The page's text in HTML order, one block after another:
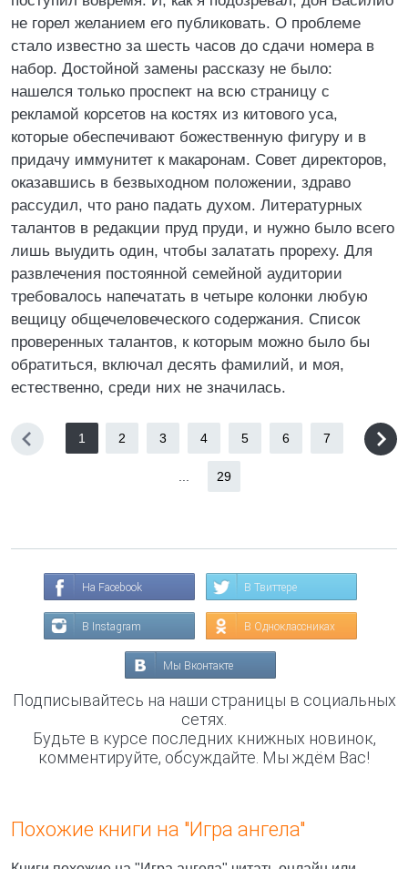
не горел желанием его публиковать. О проблеме
стало известно за шесть часов до сдачи номера в
набор. Достойной замены рассказу не было:
нашелся только проспект на всю страницу с
рекламой корсетов на костях из китового уса,
которые обеспечивают божественную фигуру и в
придачу иммунитет к макаронам. Совет директоров,
оказавшись в безвыходном положении, здраво
рассудил, что рано падать духом. Литературных
талантов в редакции пруд пруди, и нужно было всего
лишь выудить один, чтобы залатать прореху. Для
развлечения постоянной семейной аудитории
требовалось напечатать в четыре колонки любую
вещицу общечеловеческого содержания. Список
проверенных талантов, к которым можно было бы
обратиться, включал десять фамилий, и моя,
естественно, среди них не значилась.
1 2 3 4 5 6 7
29
На Facebook В Твиттере
В Instagram В Одноклассниках
Мы Вконтакте
Подписывайтесь на наши страницы в социальных
сетях.
Будьте в курсе последних книжных новинок,
комментируйте, обсуждайте. Мы ждём Вас!
Похожие книги на "Игра ангела"